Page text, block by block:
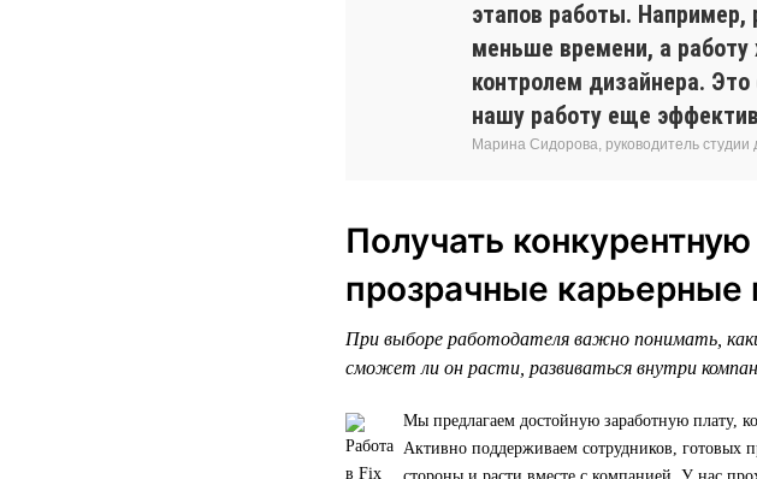
этапов работы.
меньше времени, а
контролем дизайнера.
нашу работу еще
Марина Сидорова, руководитель студии
Получать
прозрачные карьерные
При выборе работодателя важно понимать,
сможет ли он расти, развиваться внутри
Мы предлагаем достойную заработную плату,
Активно поддерживаем сотрудников, готовых
стороны и расти вместе с компанией. У нас